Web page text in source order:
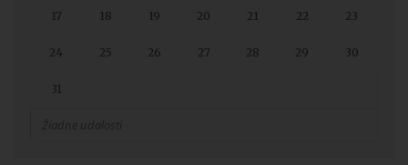
17 18 19 20 21 22 23
24 25 26 27 28 29 30
31